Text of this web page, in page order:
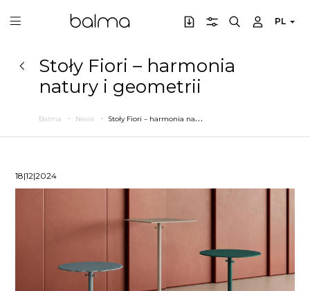
PL
Stoły Fiori – harmonia
natury i geometrii
Balma News S
toły Fiori – harmonia natury i geometrii
18|12|2024